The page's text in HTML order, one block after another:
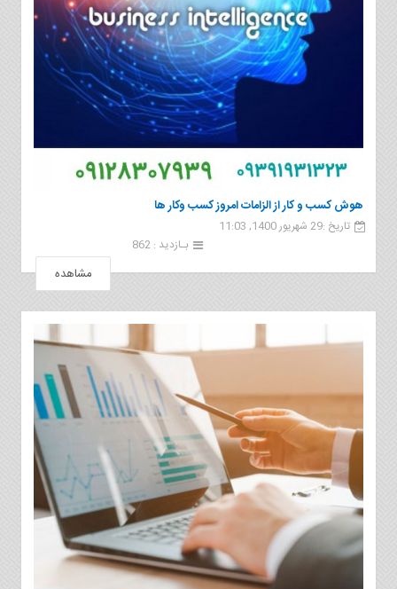
هوش کسب و کار از الزامات امروز کسب وکار ها
تاریخ :29 شهریور 1400, 11:03
بـازدید : 862
مشاهده